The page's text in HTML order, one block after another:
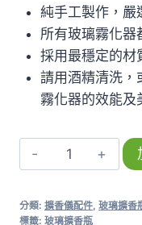
純手工製作，嚴
所有玻璃霧化器
採用最穩定的材
請用酒精清洗，
霧化器的效能及
【馬
卡
(黃
分類: 擴香儀配件 玻璃擴香
標籤: 玻璃擴香瓶